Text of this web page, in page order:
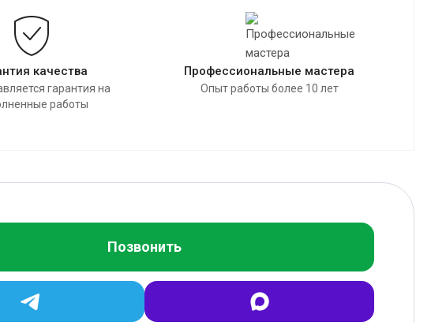
качества
гарантия на
работы
Профессиональные мастера
Опыт работы более 10 лет
Позвонить